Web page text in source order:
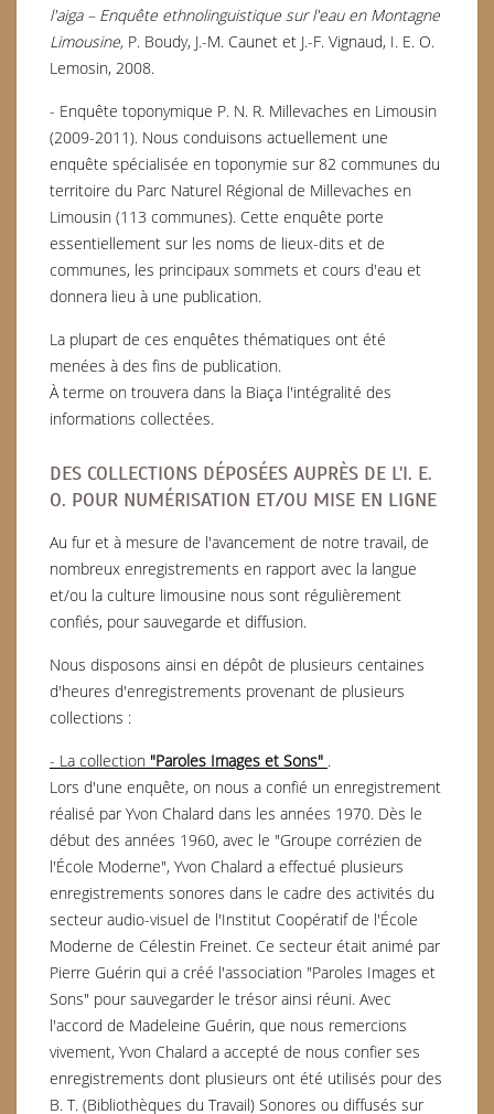
l'aiga – Enquête ethnolinguistique sur l'eau en Montagne
Limousine, P. Boudy, J.-M. Caunet et J.-F. Vignaud, I. E. O.
Lemosin, 2008.
- Enquête toponymique P. N. R. Millevaches en Limousin
(2009-2011). Nous conduisons actuellement une
enquête spécialisée en toponymie sur 82 communes du
territoire du Parc Naturel Régional de Millevaches en
Limousin (113 communes). Cette enquête porte
essentiellement sur les noms de lieux-dits et de
communes, les principaux sommets et cours d'eau et
donnera lieu à une publication.
La plupart de ces enquêtes thématiques ont été
menées à des fins de publication.
À terme on trouvera dans la Biaça l'intégralité des
informations collectées.
DES COLLECTIONS DÉPOSÉES AUPRÈS DE L'I. E.
O. POUR NUMÉRISATION ET/OU MISE EN LIGNE
Au fur et à mesure de l'avancement de notre travail, de
nombreux enregistrements en rapport avec la langue
et/ou la culture limousine nous sont régulièrement
confiés, pour sauvegarde et diffusion.
Nous disposons ainsi en dépôt de plusieurs centaines
d'heures d'enregistrements provenant de plusieurs
collections :
- La collection "Paroles Images et Sons" .
Lors d'une enquête, on nous a confié un enregistrement
réalisé par Yvon Chalard dans les années 1970. Dès le
début des années 1960, avec le "Groupe corrézien de
l'École Moderne", Yvon Chalard a effectué plusieurs
enregistrements sonores dans le cadre des activités du
secteur audio-visuel de l'Institut Coopératif de l'École
Moderne de Célestin Freinet. Ce secteur était animé par
Pierre Guérin qui a créé l'association "Paroles Images et
Sons" pour sauvegarder le trésor ainsi réuni. Avec
l'accord de Madeleine Guérin, que nous remercions
vivement, Yvon Chalard a accepté de nous confier ses
enregistrements dont plusieurs ont été utilisés pour des
B. T. (Bibliothèques du Travail) Sonores ou diffusés sur